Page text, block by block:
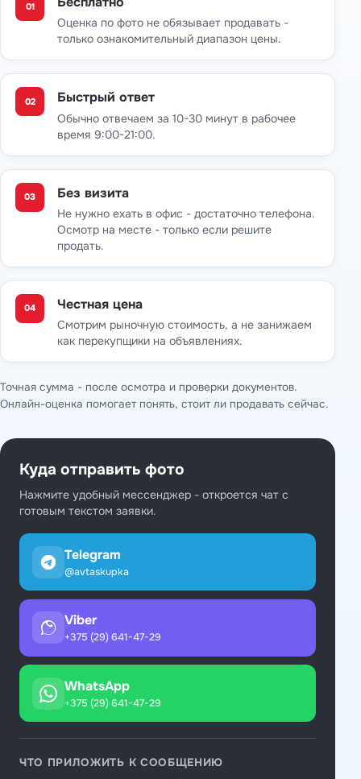
01
Оценка по фото не обязывает продавать -
только ознакомительный диапазон цены.
02 Быстрый ответ
Обычно отвечаем за 10-30 минут в рабочее
время 9:00-21:00.
03 Без визита
Не нужно ехать в офис - достаточно телефона.
Осмотр на месте - только если решите
продать.
04 Честная цена
Смотрим рыночную стоимость, а не занижаем
как перекупщики на объявлениях.
Точная сумма - после осмотра и проверки документов.
Онлайн-оценка помогает понять, стоит ли продавать сейчас.
Куда отправить фото
Нажмите удобный мессенджер - откроется чат с
готовым текстом заявки.
Telegram
@avtaskupka
Viber
+375 (29) 641-47-29
WhatsApp
+375 (29) 641-47-29
ЧТО ПРИЛОЖИТЬ К СООБЩЕНИЮ